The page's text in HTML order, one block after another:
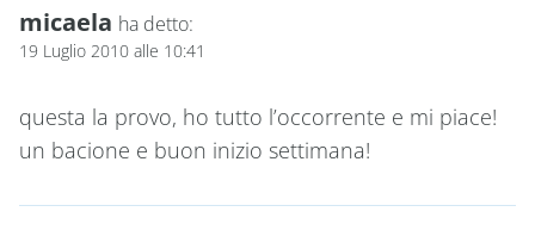
micaela ha detto:
19 Luglio 2010 alle 10:41
questa la provo, ho tutto l’occorrente e mi piace!
un bacione e buon inizio settimana!